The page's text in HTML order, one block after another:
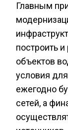
Главным
построить
объектов
условия
ежегодно
сетей, а